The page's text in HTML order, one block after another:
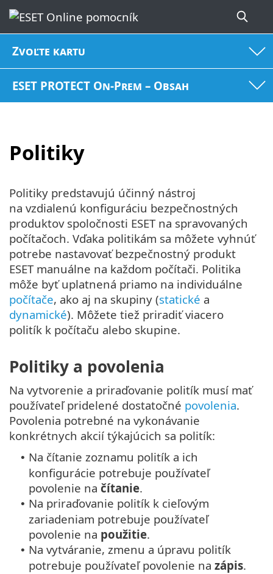
Zvoľte kartu
ESET PROTECT On-Prem – Obsah
Politiky
Politiky predstavujú účinný nástroj
na vzdialenú konfiguráciu bezpečnostných
produktov spoločnosti ESET na spravovaných
počítačoch. Vďaka politikám sa môžete vyhnúť
potrebe nastavovať bezpečnostný produkt
ESET manuálne na každom počítači. Politika
môže byť uplatnená priamo na individuálne
počítače, ako aj na skupiny (statické a
dynamické). Môžete tiež priradiť viacero
politík k počítaču alebo skupine.
Politiky a povolenia
Na vytvorenie a priraďovanie politík musí mať
používateľ pridelené dostatočné povolenia.
Povolenia potrebné na vykonávanie
konkrétnych akcií týkajúcich sa politík:
• Na čítanie zoznamu politík a ich
konfigurácie potrebuje používateľ
povolenie na čítanie.
• Na priraďovanie politík k cieľovým
zariadeniam potrebuje používateľ
povolenie na použitie.
• Na vytváranie, zmenu a úpravu politík
potrebuje používateľ povolenie na zápis.